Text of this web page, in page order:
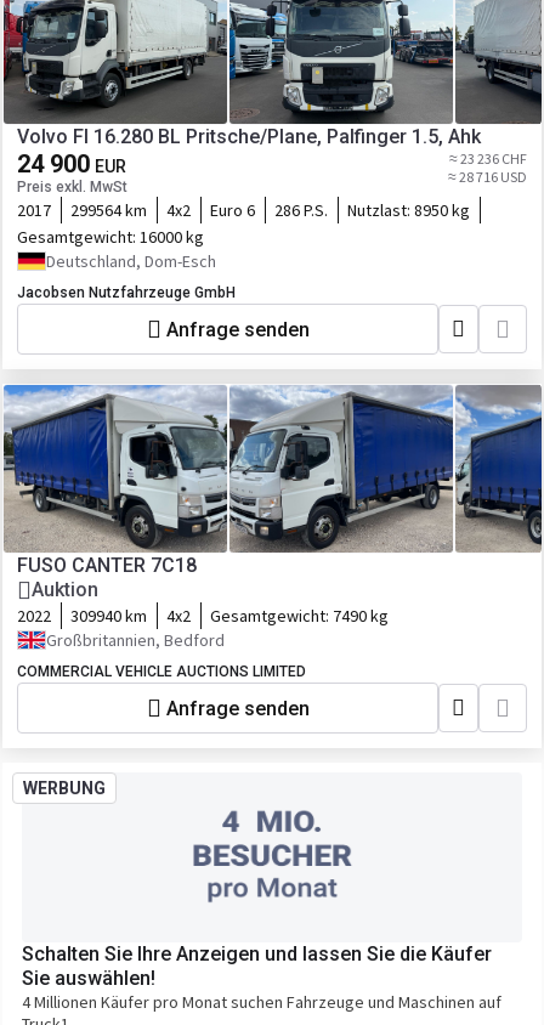
Volvo Fl 16.280 BL Pritsche/Plane, Palfinger 1.5, Ahk
24 900 EUR
Preis exkl. MwSt
≈ 23 236 CHF
≈ 28 716 USD
2017 299564 km 4x2 Euro 6 286 P.S. Nutzlast: 8950 kg
Gesamtgewicht: 16000 kg
Deutschland, Dom-Esch
Jacobsen Nutzfahrzeuge GmbH
Anfrage senden
FUSO CANTER 7C18
Auktion
2022 309940 km 4x2 Gesamtgewicht: 7490 kg
Großbritannien, Bedford
COMMERCIAL VEHICLE AUCTIONS LIMITED
Anfrage senden
WERBUNG
Schalten Sie Ihre Anzeigen und lassen Sie die Käufer
Sie auswählen!
4 Millionen Käufer pro Monat suchen Fahrzeuge und Maschinen auf